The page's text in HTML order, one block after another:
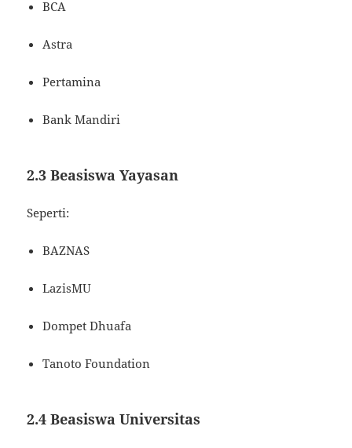
BCA
Astra
Pertamina
Bank Mandiri
2.3 Beasiswa Yayasan
Seperti:
BAZNAS
LazisMU
Dompet Dhuafa
Tanoto Foundation
2.4 Beasiswa Universitas